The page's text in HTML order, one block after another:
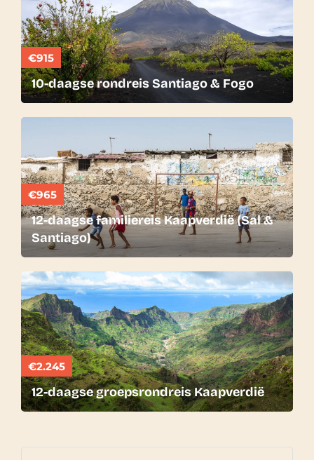
€915
10-daagse rondreis Santiago & Fogo
€965
12-daagse familiereis Kaapverdië (Sal &
Santiago)
€2.245
12-daagse groepsrondreis Kaapverdië